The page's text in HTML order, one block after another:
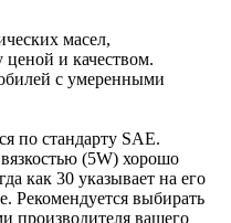
масел,
и качеством.
с умеренными
по стандарту SAE.
(5W) хорошо
как 30 указывает на его
Рекомендуется выбирать
производителя вашего